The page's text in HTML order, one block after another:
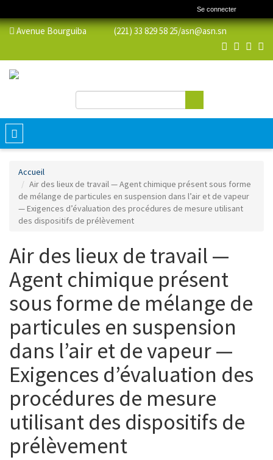
Se connecter
Avenue Bourguiba (221) 33 829 58 25/asn@asn.sn
Formulaire de recherche
Toggle
navigation
Accueil
Air des lieux de travail — Agent chimique présent sous forme
de mélange de particules en suspension dans l’air et de vapeur
— Exigences d’évaluation des procédures de mesure utilisant
des dispositifs de prélèvement
Air des lieux de travail —
Agent chimique présent
sous forme de mélange de
particules en suspension
dans l’air et de vapeur —
Exigences d’évaluation des
procédures de mesure
utilisant des dispositifs de
prélèvement